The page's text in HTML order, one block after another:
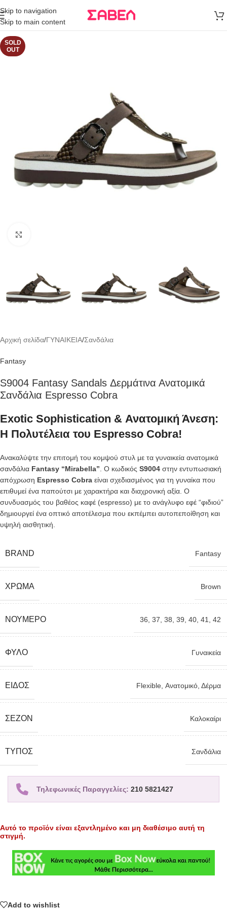
Skip to navigation
Skip to main content
άνω των 80€
Παραγγελία
SOLD
OUT
Αρχική σελίδα/ΓΥΝΑΙΚΕΙΑ/Σανδάλια
Fantasy
S9004 Fantasy Sandals Δερμάτινα Ανατομικά
Σανδάλια Espresso Cobra
Exotic Sophistication & Ανατομική Άνεση:
Η Πολυτέλεια του Espresso Cobra!
Ανακαλύψτε την επιτομή του κομψού στυλ με τα γυναικεία ανατομικά
σανδάλια Fantasy “Mirabella”. Ο κωδικός S9004 στην εντυπωσιακή
απόχρωση Espresso Cobra είναι σχεδιασμένος για τη γυναίκα που
επιθυμεί ένα παπούτσι με χαρακτήρα και διαχρονική αξία. Ο
συνδυασμός του βαθέος καφέ (espresso) με το ανάγλυφο εφέ “φιδιού”
δημιουργεί ένα οπτικό αποτέλεσμα που εκπέμπει αυτοπεποίθηση και
υψηλή αισθητική.
BRAND Fantasy
ΧΡΏΜΑ Brown
ΝΟΎΜΕΡΟ 36, 37, 38, 39, 40, 41, 42
ΦΎΛΟ Γυναικεία
ΕΊΔΟΣ Flexible, Ανατομικό, Δέρμα
ΣΕΖΌΝ Καλοκαίρι
TΎΠΟΣ Σανδάλια
Τηλεφωνικές Παραγγελίες: 210 5821427
Αυτό το προϊόν είναι εξαντλημένο και μη διαθέσιμο αυτή τη
στιγμή.
Add to wishlist